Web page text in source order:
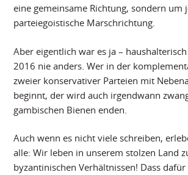
eine gemeinsame Richtung, sondern um
parteiegoistische Marschrichtung.
Aber eigentlich war es ja –
2016 nie anders. Wer in der
zweier konservativer Parteien mit
beginnt, der wird auch irgendwann
gambischen Bienen enden.
Auch wenn es nicht viele schreiben,
alle: Wir leben in unserem stolzen Land
byzantinischen Verhältnissen! Dass